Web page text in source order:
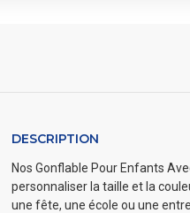
DESCRIPTION
Nos Gonflable Pour Enfants
personnaliser la taille et la
une fête, une école ou une